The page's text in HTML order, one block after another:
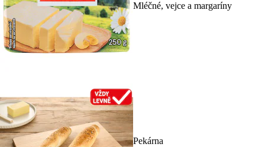
Mléčné, vejce a margaríny
Pekárna